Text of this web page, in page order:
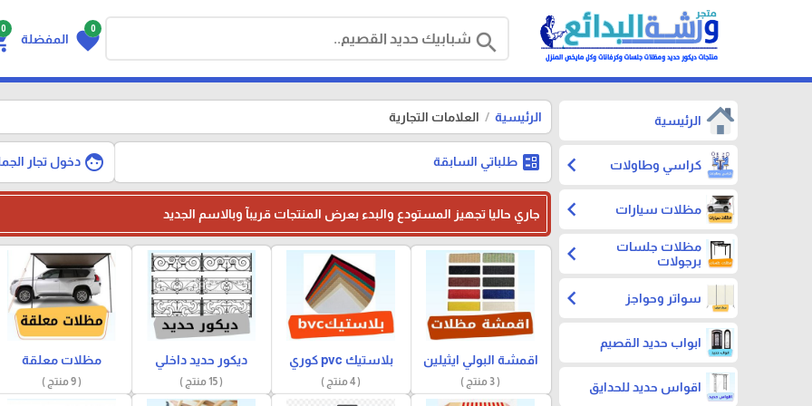
search
0
favorite المفضلة
0
الرئيسية
كراسي وطاولات chevron_left
مظلات سيارات chevron_left
مظلات جلسات
برجولات
chevron_left
سواتر وحواجز chevron_left
ابواب حديد القصيم
اقواس حديد للحدايق
الرئيسية العلامات التجارية
ballot طلباتي السابقة face دخول تجار
جاري حاليا تجهيز المستودع والبدء بعرض المنتجات قريبآ وبالاسم الجديد
اقمشة البولي ايثيلين
( 3 منتج )
بلاستيك pvc كوري
( 4 منتج )
ديكور حديد داخلي
( 15 منتج )
مظلات معلقة
( 9 منتج )